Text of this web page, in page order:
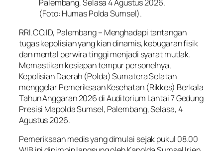
Palembang, Selasa 4 Agustus 2026.
(Foto: Humas Polda Sumsel).
RRI.CO.ID, Palembang – Menghadapi tantangan
tugas kepolisian yang kian dinamis, kebugaran fisik
dan mental perwira tinggi menjadi syarat mutlak.
Memastikan kesiapan tempur personelnya,
Kepolisian Daerah (Polda) Sumatera Selatan
menggelar Pemeriksaan Kesehatan (Rikkes) Berkala
Tahun Anggaran 2026 di Auditorium Lantai 7 Gedung
Presisi Mapolda Sumsel, Palembang, Selasa, 4
Agustus 2026.
Pemeriksaan medis yang dimulai sejak pukul 08.00